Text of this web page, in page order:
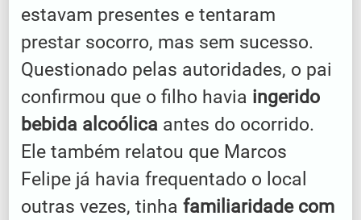
estavam presentes e tentaram
prestar socorro, mas sem sucesso.
Questionado pelas autoridades, o pai
confirmou que o filho havia ingerido
bebida alcoólica antes do ocorrido.
Ele também relatou que Marcos
Felipe já havia frequentado o local
outras vezes, tinhafamiliaridade com